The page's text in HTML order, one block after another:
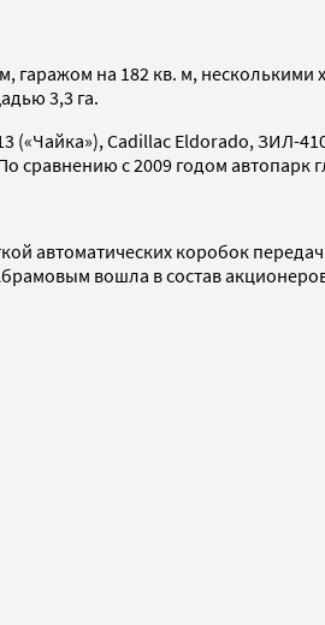
на 182 кв. м,
3,3 га.
Cadillac Eldorado, ЗИЛ-
сравнению с 2009 годом
коробок
вошла в состав